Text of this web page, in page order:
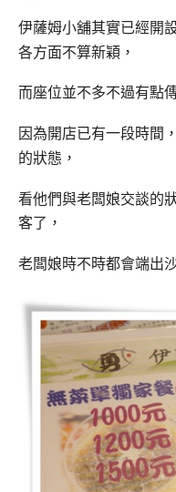
伊薩姆小舖其實已經開
各方面不算新穎，
而座位並不多不過有點
因為開店已有一段時間
的狀態，
看他們與老闆娘交談的
客了，
老闆娘時不時都會端出